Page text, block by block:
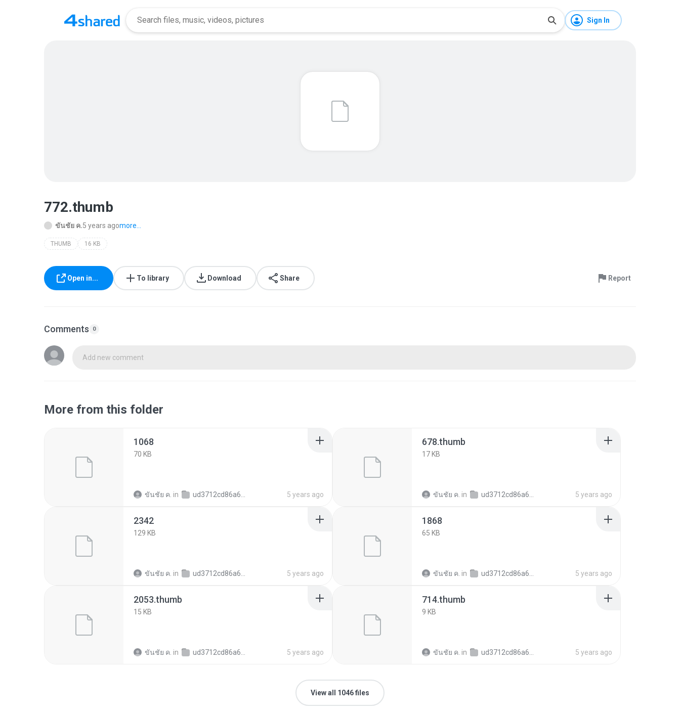
Sign In
772.thumb
ขันชัย ค.5 years agomore...
THUMB 16 KB
Open in... To library Download Share Report
Comments 0
Add new comment
More from this folder
1068
70 KB
ขันชัย ค. in ud3712cd86a645f3cf19f89c04eb91398 5 years ago
678.thumb
17 KB
ขันชัย ค. in ud3712cd86a645f3cf19f89c04eb91398 5 years ago
2342
129 KB
ขันชัย ค. in ud3712cd86a645f3cf19f89c04eb91398 5 years ago
1868
65 KB
ขันชัย ค. in ud3712cd86a645f3cf19f89c04eb91398 5 years ago
2053.thumb
15 KB
ขันชัย ค. in ud3712cd86a645f3cf19f89c04eb91398 5 years ago
714.thumb
9 KB
ขันชัย ค. in ud3712cd86a645f3cf19f89c04eb91398 5 years ago
View all 1046 files